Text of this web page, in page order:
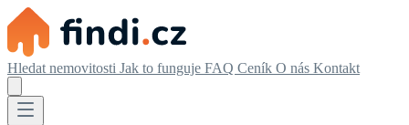
Hledat nemovitosti Jak to funguje FAQ Ceník O nás Kontakt